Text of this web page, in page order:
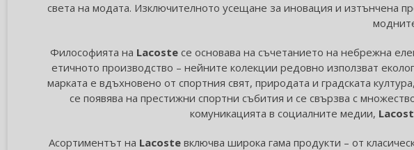
света на модата. Изключителното усещане за иновация и изтънчена
Философията на Lacosteсе основава на съчетанието на небрежна
етичното производство – нейните колекции редовно използват
марката е вдъхновено от спортния свят, природата и градската
се появява на престижни спортни събития и се свързва с
комуникацията в социалните медии,
Асортиментът на Lacoste включва широка гама продукти – от